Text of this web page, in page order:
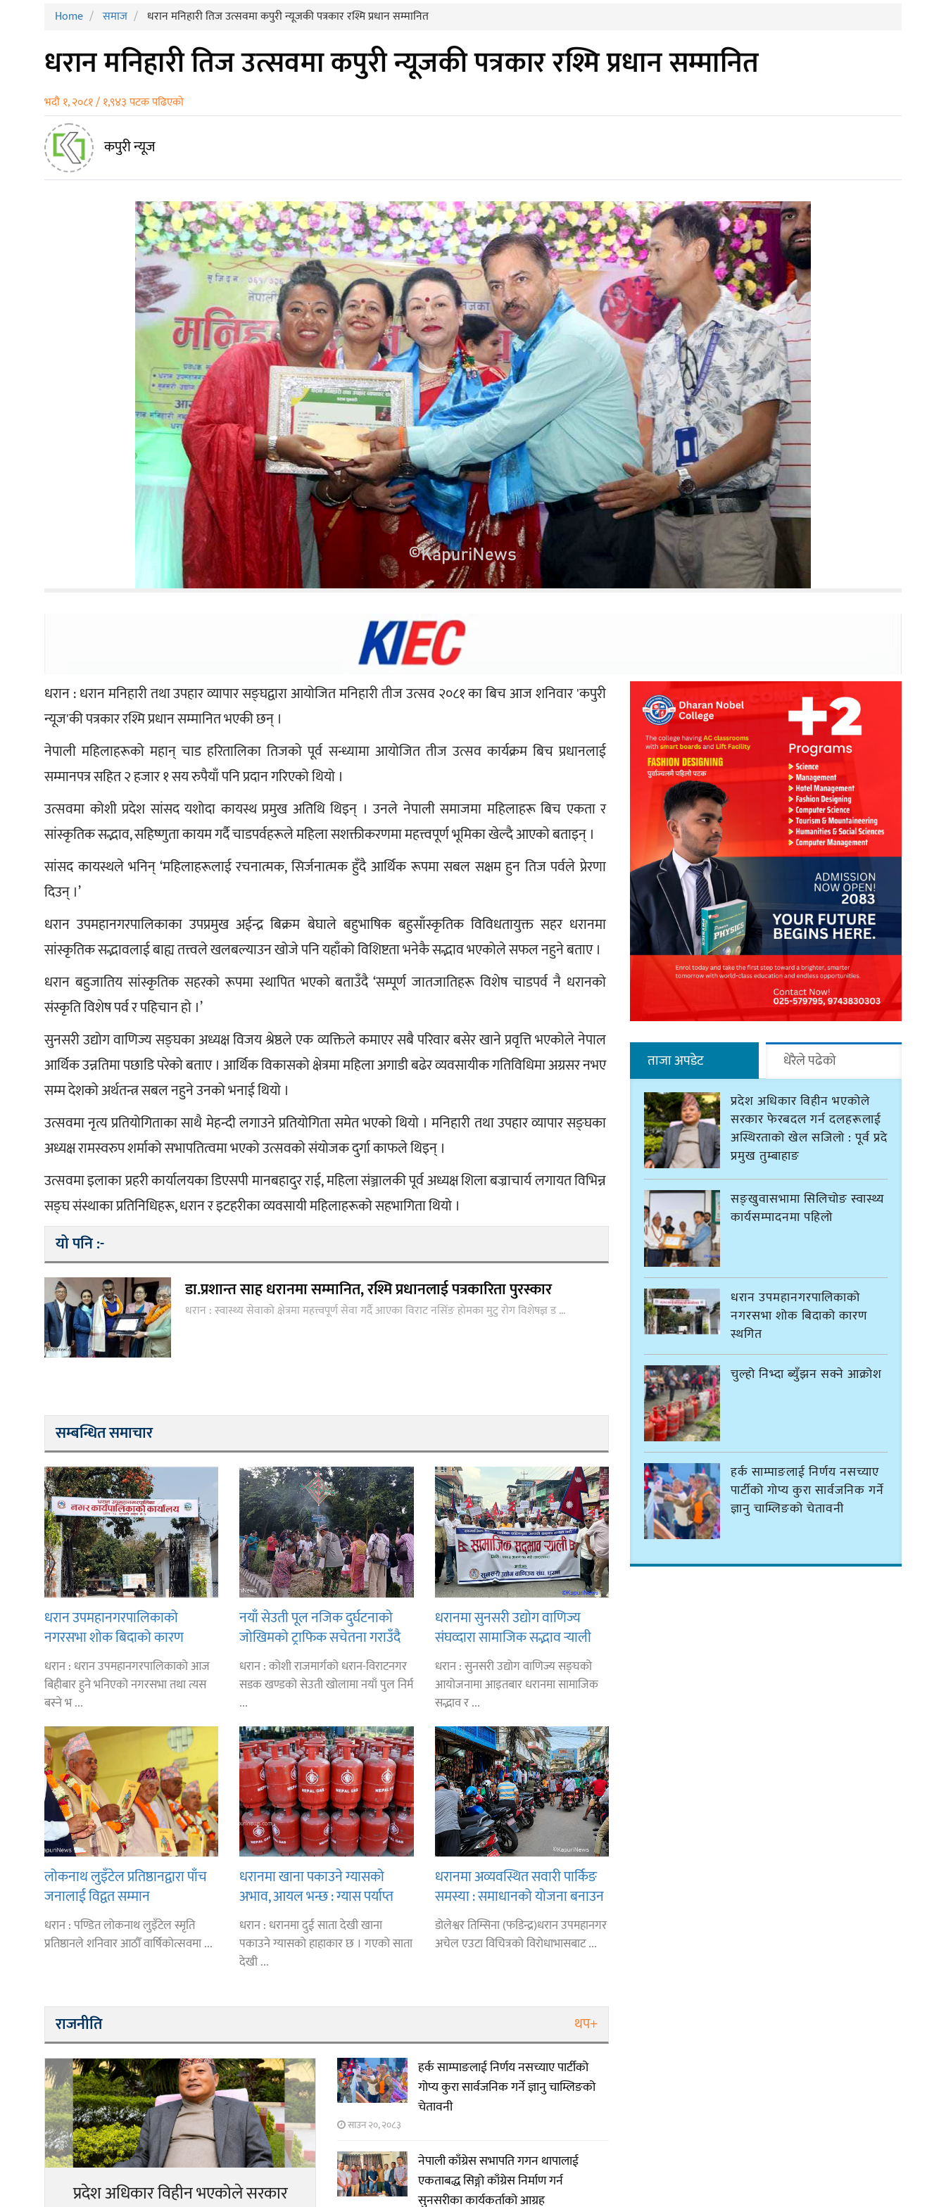
Home समाज धरान मनिहारी तिज उत्सवमा कपुरी न्यूजकी पत्रकार रश्मि प्रधान सम्मानित
धरान मनिहारी तिज उत्सवमा कपुरी न्यूजकी पत्रकार रश्मि प्रधान सम्मानित
भदौ १, २०८१ / १,९४३ पटक पढिएको
कपुरी न्यूज
धरान : धरान मनिहारी तथा उपहार व्यापार सङ्घद्वारा आयोजित मनिहारी तीज उत्सव २०८१ का बिच आज शनिवार 'कपुरी
न्यूज'की पत्रकार रश्मि प्रधान सम्मानित भएकी छन् ।
नेपाली महिलाहरूको महान् चाड हरितालिका तिजको पूर्व सन्ध्यामा आयोजित तीज उत्सव कार्यक्रम बिच प्रधानलाई
सम्मानपत्र सहित २ हजार १ सय रुपैयाँ पनि प्रदान गरिएको थियो ।
उत्सवमा कोशी प्रदेश सांसद यशोदा कायस्थ प्रमुख अतिथि थिइन् । उनले नेपाली समाजमा महिलाहरू बिच एकता र
सांस्कृतिक सद्भाव, सहिष्णुता कायम गर्दै चाडपर्वहरूले महिला सशक्तीकरणमा महत्त्वपूर्ण भूमिका खेल्दै आएको बताइन् ।
सांसद कायस्थले भनिन् ‘महिलाहरूलाई रचनात्मक, सिर्जनात्मक हुँदै आर्थिक रूपमा सबल सक्षम हुन तिज पर्वले प्रेरणा
दिउन् ।’
धरान उपमहानगरपालिकाका उपप्रमुख अईन्द्र बिक्रम बेघाले बहुभाषिक बहुसाँस्कृतिक विविधतायुक्त सहर धरानमा
सांस्कृतिक सद्भावलाई बाह्य तत्त्वले खलबल्याउन खोजे पनि यहाँको विशिष्टता भनेकै सद्भाव भएकोले सफल नहुने बताए ।
धरान बहुजातिय सांस्कृतिक सहरको रूपमा स्थापित भएको बताउँदै ‘सम्पूर्ण जातजातिहरू विशेष चाडपर्व नै धरानको
संस्कृति विशेष पर्व र पहिचान हो ।’
सुनसरी उद्योग वाणिज्य सङ्घका अध्यक्ष विजय श्रेष्ठले एक व्यक्तिले कमाएर सबै परिवार बसेर खाने प्रवृत्ति भएकोले नेपाल
आर्थिक उन्नतिमा पछाडि परेको बताए । आर्थिक विकासको क्षेत्रमा महिला अगाडी बढेर व्यवसायीक गतिविधिमा अग्रसर नभए
सम्म देशको अर्थतन्त्र सबल नहुने उनको भनाई थियो ।
उत्सवमा नृत्य प्रतियोगिताका साथै मेहन्दी लगाउने प्रतियोगिता समेत भएको थियो । मनिहारी तथा उपहार व्यापार सङ्घका
अध्यक्ष रामस्वरुप शर्माको सभापतित्वमा भएको उत्सवको संयोजक दुर्गा काफले थिइन् ।
उत्सवमा इलाका प्रहरी कार्यालयका डिएसपी मानबहादुर राई, महिला संञ्जालकी पूर्व अध्यक्ष शिला बज्राचार्य लगायत विभिन्न
सङ्घ संस्थाका प्रतिनिधिहरू, धरान र इटहरीका व्यवसायी महिलाहरूको सहभागिता थियो ।
यो पनि :-
डा.प्रशान्त साह धरानमा सम्मानित, रश्मि प्रधानलाई पत्रकारिता पुरस्कार
धरान : स्वास्थ्य सेवाको क्षेत्रमा महत्त्वपूर्ण सेवा गर्दै आएका विराट नसिंङ होमका मुटु रोग विशेषज्ञ ड ...
सम्बन्धित समाचार
धरान उपमहानगरपालिकाको
नगरसभा शोक बिदाको कारण
स्थगित
धरान : धरान उपमहानगरपालिकाको आज
बिहीबार हुने भनिएको नगरसभा तथा त्यस
बस्ने भ ...
नयाँ सेउती पूल नजिक दुर्घटनाको
जोखिमको ट्राफिक सचेतना गराउँदै
सिलाम साक्मा
धरान : कोशी राजमार्गको धरान-विराटनगर
सडक खण्डको सेउती खोलामा नयाँ पुल निर्म
...
धरानमा सुनसरी उद्योग वाणिज्य
संघव्दारा सामाजिक सद्भाव र्‍याली
धरान : सुनसरी उद्योग वाणिज्य सङ्घको
आयोजनामा आइतबार धरानमा सामाजिक
सद्भाव र ...
लोकनाथ लुइँटेल प्रतिष्ठानद्वारा पाँच
जनालाई विद्वत सम्मान
धरान : पण्डित लोकनाथ लुइँटेल स्मृति
प्रतिष्ठानले शनिवार आठौँ वार्षिकोत्सवमा ...
धरानमा खाना पकाउने ग्यासको
अभाव, आयल भन्छ : ग्यास पर्याप्त
मात्रामा आउँछ
धरान : धरानमा दुई साता देखी खाना
पकाउने ग्यासको हाहाकार छ । गएको साता
देखी ...
धरानमा अव्यवस्थित सवारी पार्किङ
समस्या : समाधानको योजना बनाउन
तथ्याङ्कै छैन
डोलेश्वर तिम्सिना (फडिन्द्र)धरान उपमहानगर
अचेल एउटा विचित्रको विरोधाभासबाट ...
राजनीति थप+
प्रदेश अधिकार विहीन भएकोले सरकार
हर्क साम्पाङलाई निर्णय नसच्याए पार्टीको
गोप्य कुरा सार्वजनिक गर्ने ज्ञानु चाम्लिङको
चेतावनी
साउन २०, २०८३
नेपाली काँग्रेस सभापति गगन थापालाई
एकताबद्ध सिङ्गो काँग्रेस निर्माण गर्न
सुनसरीका कार्यकर्ताको आग्रह
ताजा अपडेट धेरैले पढेको
प्रदेश अधिकार विहीन भएकोले
सरकार फेरबदल गर्न दलहरूलाई
अस्थिरताको खेल सजिलो : पूर्व प्रदेश
प्रमुख तुम्बाहाङ
सङ्खुवासभामा सिलिचोङ स्वास्थ्य
कार्यसम्पादनमा पहिलो
धरान उपमहानगरपालिकाको
नगरसभा शोक बिदाको कारण
स्थगित
चुल्हो निभ्दा ब्युँझन सक्ने आक्रोश
हर्क साम्पाङलाई निर्णय नसच्याए
पार्टीको गोप्य कुरा सार्वजनिक गर्ने
ज्ञानु चाम्लिङको चेतावनी
कार्तिक १८ गते इटहरीमा नेपथ्यको